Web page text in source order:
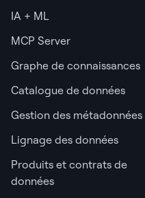
IA + ML
MCP Server
Graphe de connaissances
Catalogue de données
Gestion des métadonnées
Lignage des données
Produits et contrats de
données